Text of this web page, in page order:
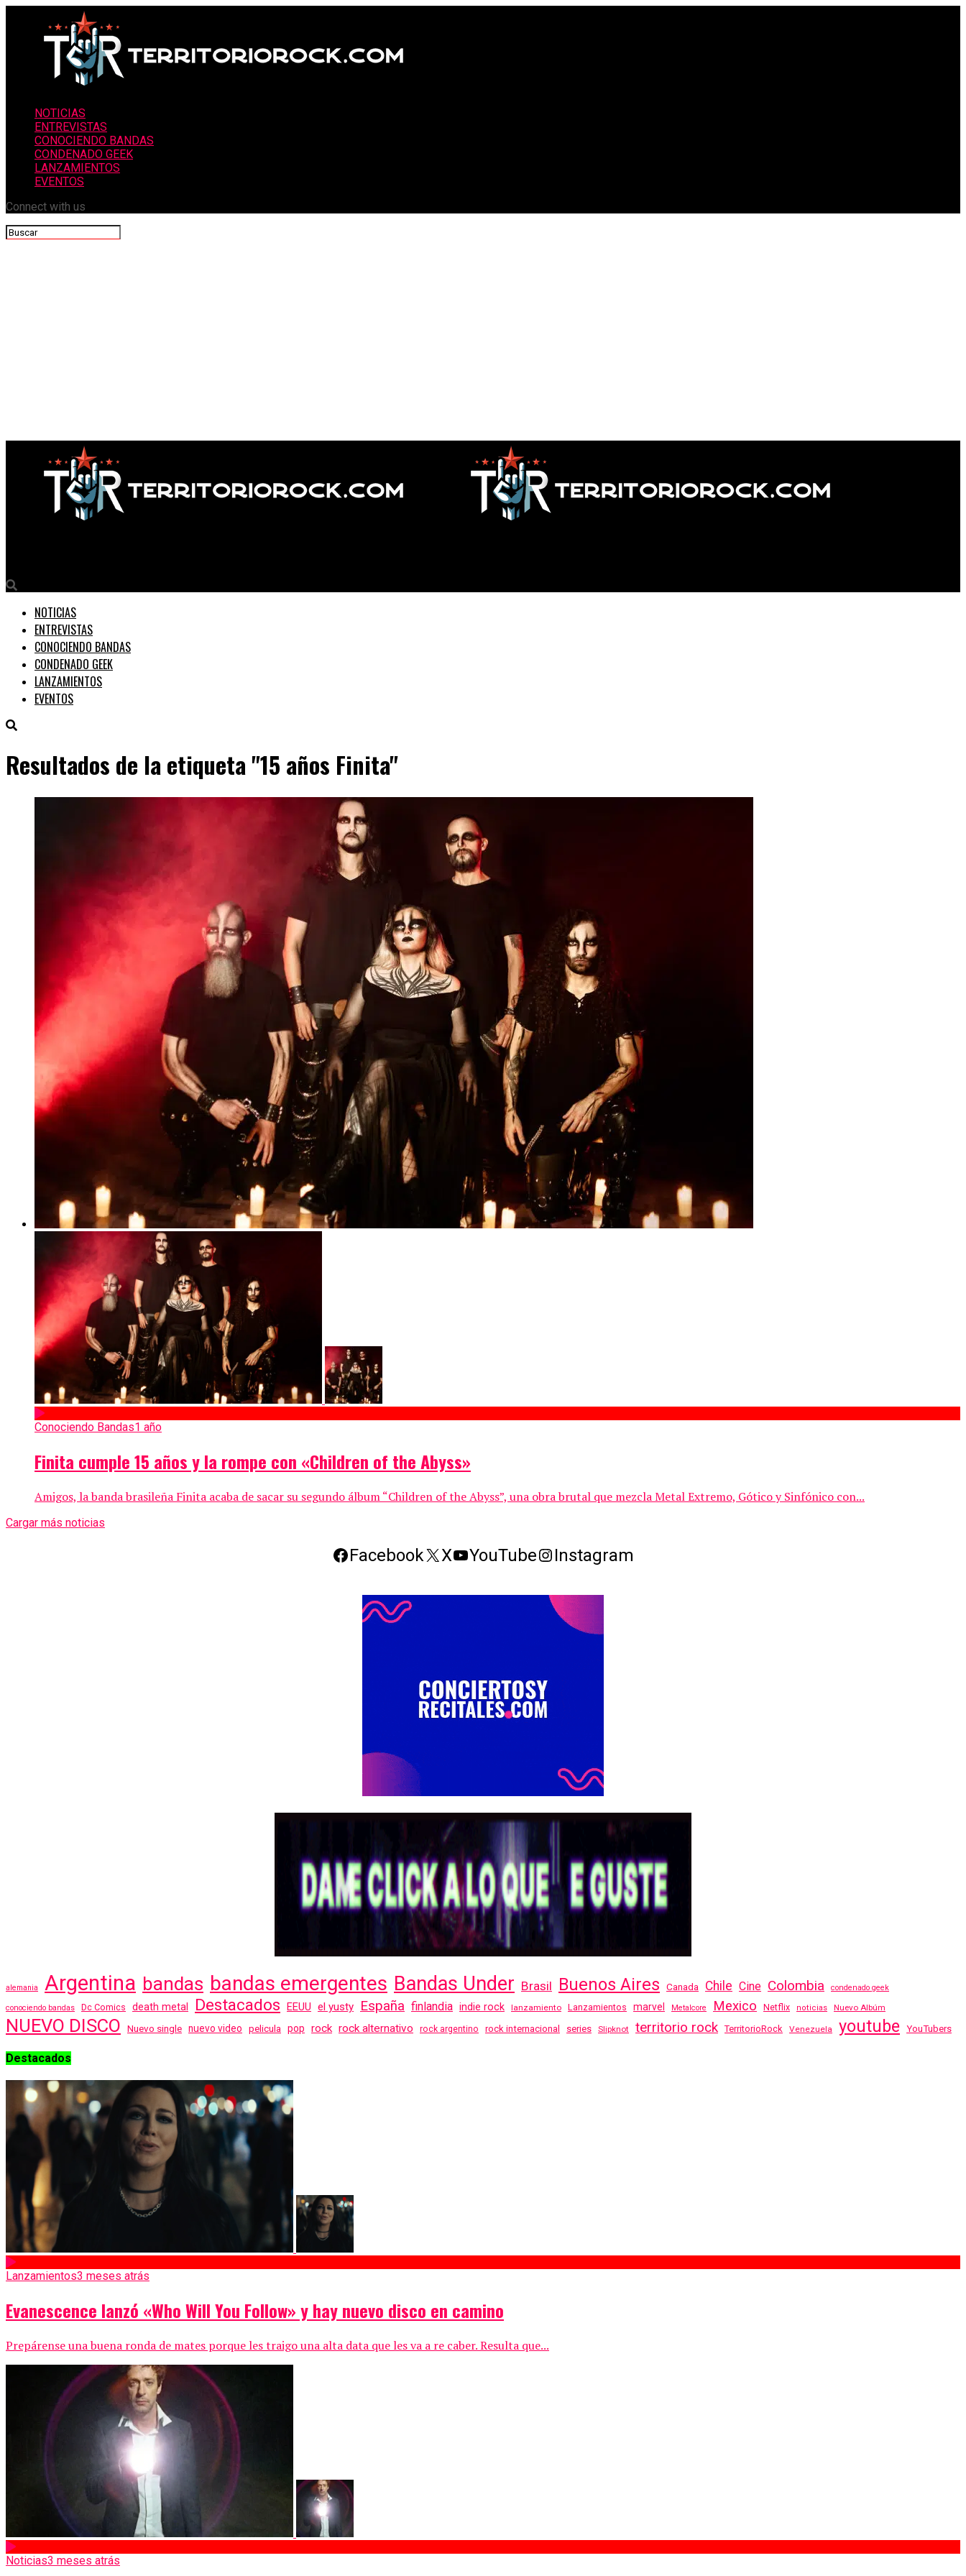
NOTICIAS
ENTREVISTAS
CONOCIENDO BANDAS
CONDENADO GEEK
LANZAMIENTOS
EVENTOS
Connect with us
NOTICIAS
ENTREVISTAS
CONOCIENDO BANDAS
CONDENADO GEEK
LANZAMIENTOS
EVENTOS
Resultados de la etiqueta "15 años Finita"
Conociendo Bandas1 año
Finita cumple 15 años y la rompe con «Children of the Abyss»
Amigos, la banda brasileña Finita acaba de sacar su segundo álbum “Children of the Abyss”, una obra brutal que mezcla Metal Extremo, Gótico y Sinfónico con...
Cargar más noticias
Facebook X YouTube Instagram
alemania Argentina bandas bandas emergentes Bandas Under Brasil Buenos Aires Canada Chile Cine Colombia condenado geek
conociendo bandas Dc Comics death metal Destacados EEUU el yusty España finlandia indie rock lanzamiento Lanzamientos marvel Metalcore Mexico Netflix noticias Nuevo Albúm
NUEVO DISCO Nuevo single nuevo video pelicula pop rock rock alternativo rock argentino rock internacional series Slipknot territorio rock TerritorioRock Venezuela youtube YouTubers
Destacados
Lanzamientos3 meses atrás
Evanescence lanzó «Who Will You Follow» y hay nuevo disco en camino
Prepárense una buena ronda de mates porque les traigo una alta data que les va a re caber. Resulta que...
Noticias3 meses atrás